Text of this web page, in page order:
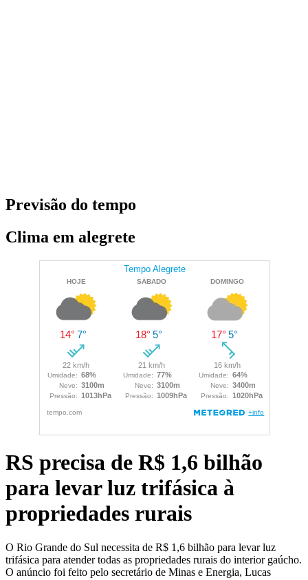
Previsão do tempo
Clima em alegrete
RS precisa de R$ 1,6 bilhão
para levar luz trifásica à
propriedades rurais
O Rio Grande do Sul necessita de R$ 1,6 bilhão para levar luz
trifásica para atender todas as propriedades rurais do interior gaúcho.
O anúncio foi feito pelo secretário de Minas e Energia, Lucas